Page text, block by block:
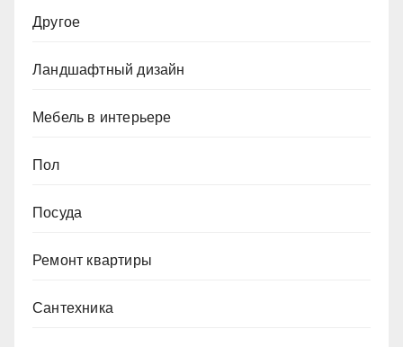
Другое
Ландшафтный дизайн
Мебель в интерьере
Пол
Посуда
Ремонт квартиры
Сантехника